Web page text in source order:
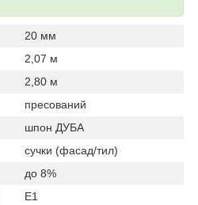
20 мм
2,07 м
2,80 м
пресований
шпон ДУБА
сучки (фасад/тил)
до 8%
Е1